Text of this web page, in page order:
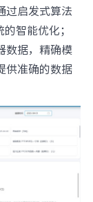
过启发式算法
智能优化；
数据，精确模
供准确的数据